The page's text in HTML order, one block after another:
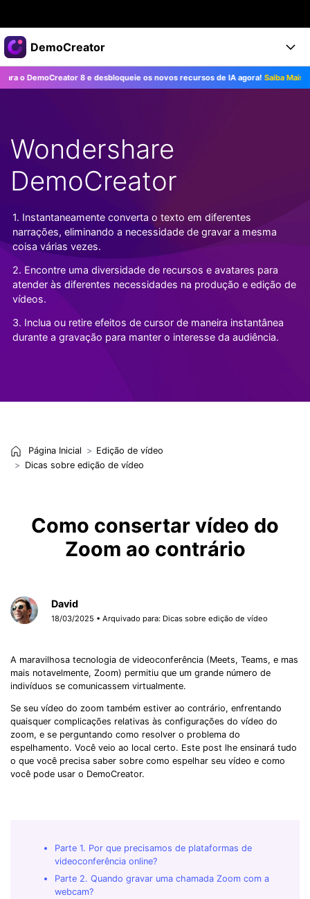
Produtos em destaque
Criatividade digital com IA generativa
Utilitários
Negócios
Sala de imprensa
Loja
Suporte
DemoCreator
Produtos
Recursos
Todos os recursos >
Recursos de IA
Dicas de IA
Todos os recursos de IA >
Soluções
DemoCreator para
Blog
Mais Soluções >
Central de Ajuda
Começe a Usar
Suporte
TESTE GRÁTIS COMPRE AGORA
Entrar
8 e desbloqueie os novos recursos de IA agora!Saiba Mais>>
Wondershare
DemoCreator
1. Instantaneamente converta o texto em diferentes
narrações, eliminando a necessidade de gravar a mesma
coisa várias vezes.
2. Encontre uma diversidade de recursos e avatares para
atender às diferentes necessidades na produção e edição de
vídeos.
3. Inclua ou retire efeitos de cursor de maneira instantânea
durante a gravação para manter o interesse da audiência.
Página Inicial
Edição de vídeo
Dicas sobre edição de vídeo
Como consertar vídeo do
Zoom ao contrário
David
18/03/2025 • Arquivado para: Dicas sobre edição de vídeo
A maravilhosa tecnologia de videoconferência (Meets, Teams, e mas
mais notavelmente, Zoom) permitiu que um grande número de
indivíduos se comunicassem virtualmente.
Se seu vídeo do zoom também estiver ao contrário, enfrentando
quaisquer complicações relativas às configurações do vídeo do
zoom, e se perguntando como resolver o problema do
espelhamento. Você veio ao local certo. Este post lhe ensinará tudo
o que você precisa saber sobre como espelhar seu vídeo e como
você pode usar o DemoCreator.
Parte 1. Por que precisamos de plataformas de
videoconferência online?
Parte 2. Quando gravar uma chamada Zoom com a
webcam?